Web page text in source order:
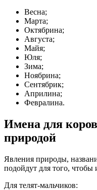
Весна;
Марта;
Октябрина;
Августа;
Майя;
Юля;
Зима;
Ноябрина;
Сентябрик;
Априлина;
Февралина.
Имена для
природой
Явления природы,
подойдут для того, чтобы
Для телят-мальчиков: